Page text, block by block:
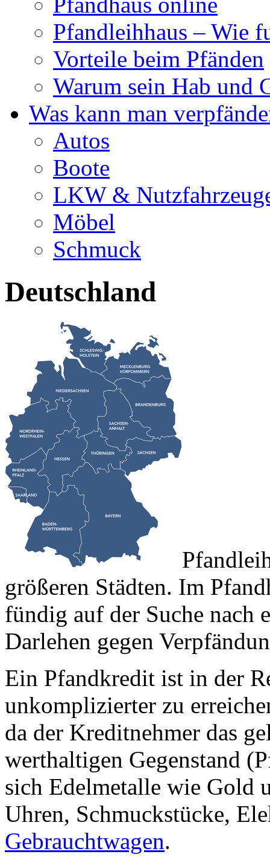
Pfandleihhaus – Wie
Vorteile beim Pfänden
Warum sein Hab und
Was kann man
Autos
Boote
LKW &
Möbel
Schmuck
Deutschland
größeren Städten. Im
fündig auf der Suche nach
Darlehen gegen
Ein Pfandkredit ist in der
unkomplizierter zu
da der Kreditnehmer das
werthaltigen Gegenstand
sich Edelmetalle wie Gold
Uhren, Schmuckstücke,
Gebrauchtwagen.